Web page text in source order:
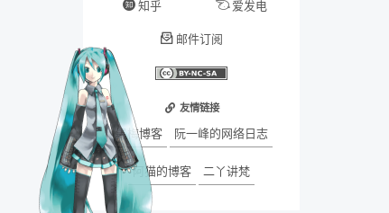
知乎 爱发电
邮件订阅
友情链接
墨梅博客 阮一峰的网络日志
阿猫的博客 二丫讲梵